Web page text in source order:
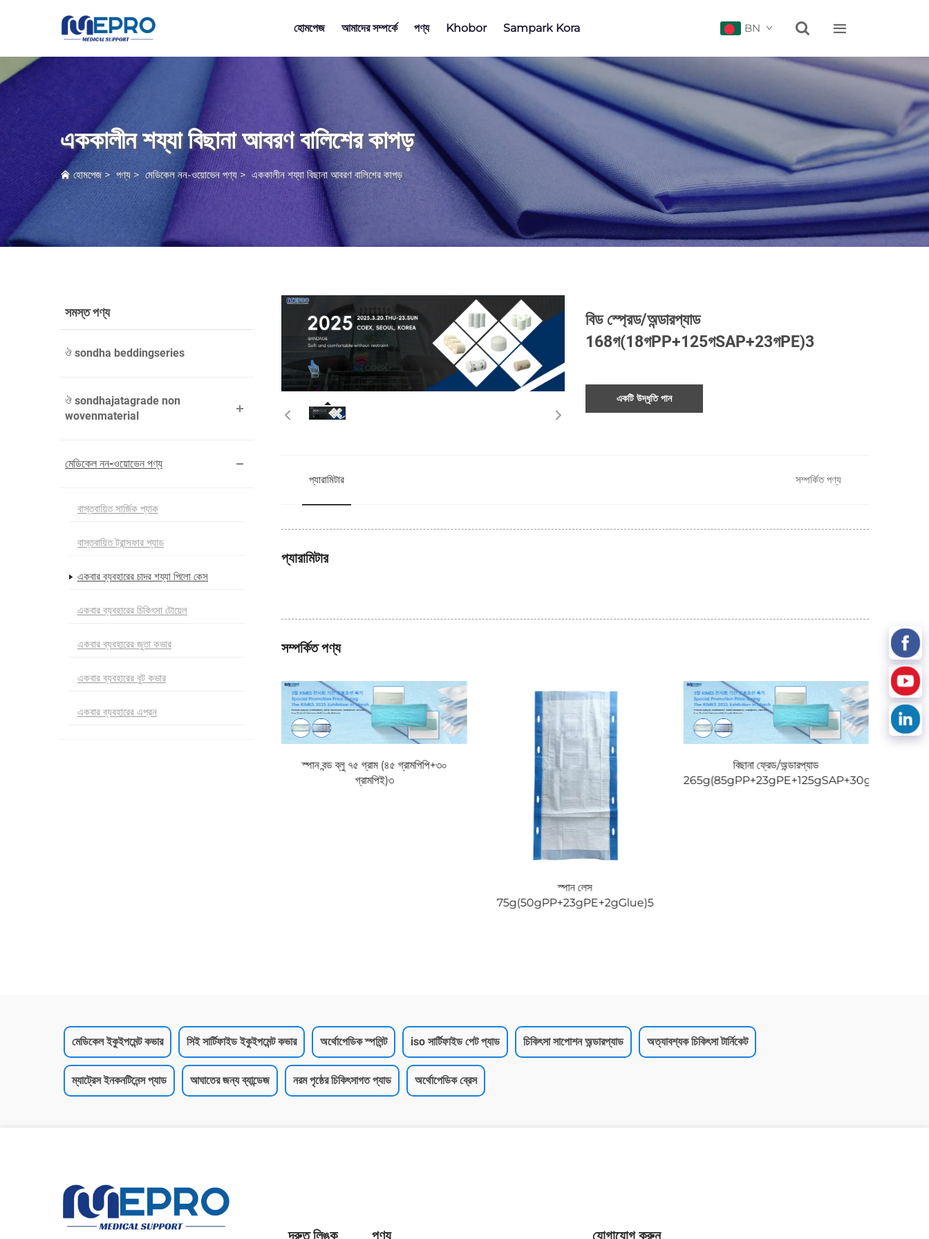
হোমপেজ আমাদের সম্পর্কে পণ্য Khobor Sampark Kora BN  
এককালীন শয্যা বিছানা আবরণ বালিশের কাপড়
হোমপেজ>পণ্য>মেডিকেল নন-ওয়োভেন পণ্য>এককালীন শয্যা বিছানা আবরণ বালিশের কাপড়
সমস্ত পণ্য
ঔ sondha beddingseries
ঔ sondhajatagrade non
wovenmaterial
মেডিকেল নন-ওয়োভেন পণ্য
বাস্তবায়িত সার্জিক প্যাক
বাস্তবায়িত ট্রান্সফার প্যাড
একবার ব্যবহারের চাদর শয্যা পিলো কেস
একবার ব্যবহারের চিকিৎসা টোয়েল
একবার ব্যবহারের জুতা কভার
একবার ব্যবহারের বুট কভার
একবার ব্যবহারের এপ্রন
বিড স্প্রেড/অন্ডারপ্যাড
168গ(18গPP+125গSAP+23গPE)3
একটি উদ্ধৃতি পান
প্যারামিটার সম্পর্কিত পণ্য
প্যারামিটার
সম্পর্কিত পণ্য
স্পান বন্ড ব্লু ৭৫ গ্রাম (৪৫ গ্রামপিপি+৩০
গ্রামপিই)৩
স্পান লেস
75g(50gPP+23gPE+2gGlue)5
বিছানা ফ্রেড/অন্ডারপ্যাড
265g(85gPP+23gPE+125gSAP+30gPP)3
মেডিকেল ইকুইপমেন্ট কভার সিই সার্টিফাইড ইকুইপমেন্ট কভার অর্থোপেডিক স্পলিন্ট iso সার্টিফাইড পেট প্যাড চিকিৎসা সাপোশন অন্ডারপ্যাড অত্যাবশ্যক চিকিৎসা টার্নিকেট
ম্যাট্রেস ইনকনটিনেন্স প্যাড আঘাতের জন্য ব্যান্ডেজ নরম পৃষ্ঠের চিকিৎসাগত প্যাড অর্থোপেডিক ব্রেস